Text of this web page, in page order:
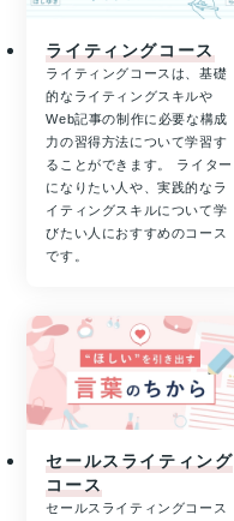
ライティングコース
ライティングコースは、基礎
的なライティングスキルや
Web記事の制作に必要な構成
力の習得方法について学習す
ることができます。 ライター
になりたい人や、実践的なラ
イティングスキルについて学
びたい人におすすめのコース
です。
セールスライティング
コース
セールスライティングコース